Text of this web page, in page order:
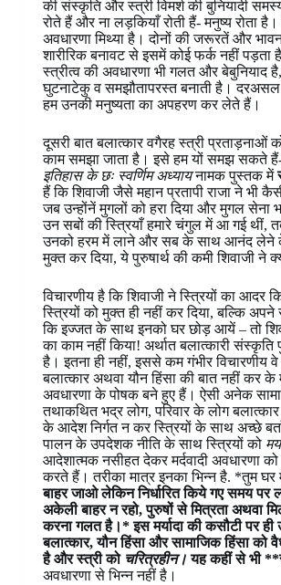
की संस्कृति और स्त्री विमर्श की बुनियादी
रोते हैं और ना लड़कियाँ रोती हैं- मनुष्य रोता
अवधारणा मिथ्या है। दोनों की जरूरतें और
शारीरिक बनावट से इसमें कोई फर्क नहीं पड़ता
स्त्रीत्व की अवधारणा भी गलत और बेबुनियाद
घुटनाटेकु व समझौतापरस्त बनाती है।
हम उनकी मनुष्यता का अपहरण कर लेते हैं।
दूसरी बात बलात्कार वगैरह स्त्री प्रताड़नाओं
काम समझा जाता है। इसे हम यों समझ सकते
इतिहास के छः स्वर्णिम अध्यायनामक पुस्तक में
हैं कि शिवाजी जैसे महान प्रतापी राजा ने भी
जब उन्होंनें मुगलों को हरा दिया और मुगल सेना
उन सबों की स्त्रियाँ हमारे चंगुल में आ गई थीं,
उनको हरम में लाने और सब के साथ आनंद लेने
मुक्त कर दिया, ये पुरुषार्थ की कमी शिवाजी ने
विचारणीय है कि शिवाजी ने स्त्रियों का आदर
स्त्रियों को मुक्त ही नहीं कर दिया, बल्कि
कि इज्जत के साथ इनको घर छोड़ आयें – तो
का काम नहीं किया! अर्थात बलात्कारी संस्कृति
है। इतना ही नहीं, इससे कम गंभीर विचारणीय वे
बलात्कार अथवा यौन हिंसा की बात नहीं कर के
अवधारणा के पोषक बने हुए हैं। ऐसी अनेक
तथाकथित भद्र लोग, परिवार के लोग
के आदेश निर्गत न कर स्त्रियों के साथ अच्छे
पालन के उपदेशक नीति के साथ स्त्रियों को
आदेशात्मक नसीहत देकर मर्दवादी अवधारणा को
करते हैं। तरीका मात्र इनका भिन्न है. *तुम घर
बाहर जाओ लेकिन निर्धारित किये गए समय
अकेली बाहर न रहो, पुरुषों से मित्रता अथवा
करना गलत है।* इस मर्यादा की कसौटी पर
बलात्कार, यौन हिंसा और सामाजिक हिंसा को
है और स्त्री को चरित्रहीन। यह कहीं से भी
अवधारणा से भिन्न नहीं है।